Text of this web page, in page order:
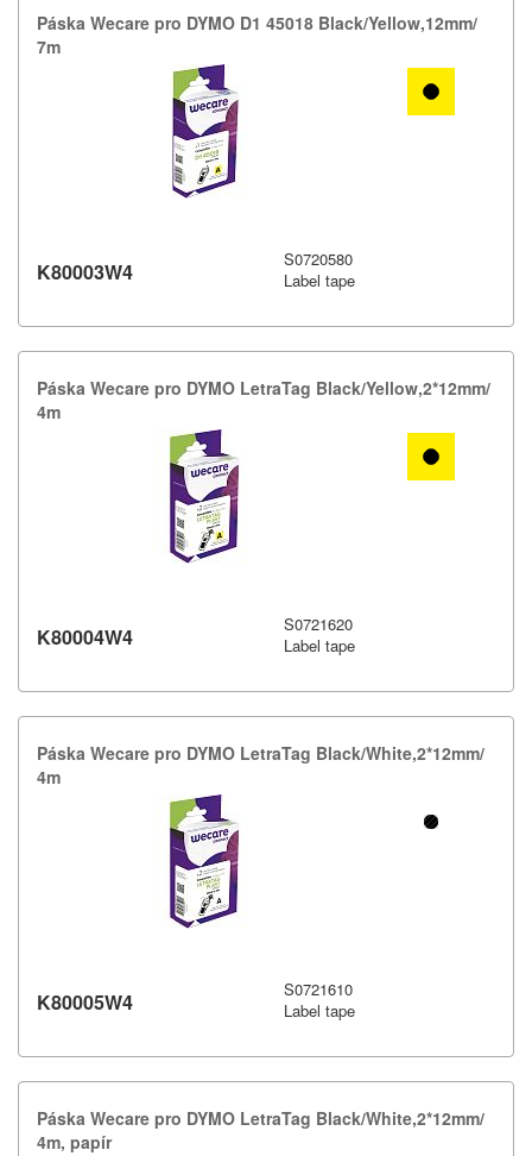
Páska Wecare pro DYMO D1 45018 Black/​Yellow,​12mm/​
7m
K80003W4
S0720580
Label tape
Páska Wecare pro DYMO LetraTag Black/​Yellow,​2*12mm/​
4m
K80004W4
S0721620
Label tape
Páska Wecare pro DYMO LetraTag Black/​White,​2*12mm/​
4m
K80005W4
S0721610
Label tape
Páska Wecare pro DYMO LetraTag Black/​White,​2*12mm/​
4m,​ papír